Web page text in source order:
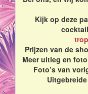
Kijk op deze
Prijzen van de
Meer uitleg en
Foto’s van